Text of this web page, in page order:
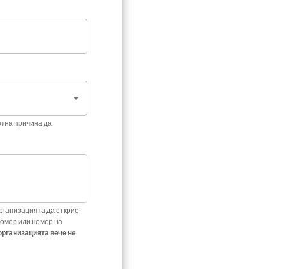
причина да
да открие
или номер на
вече не